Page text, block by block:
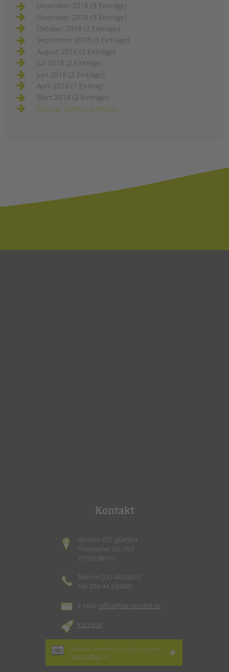
Dezember 2018 (3 Einträge)
November 2018 (3 Einträge)
Oktober 2018 (2 Einträge)
September 2018 (3 Einträge)
August 2018 (2 Einträge)
Juli 2018 (2 Einträge)
Juni 2018 (2 Einträge)
April 2018 (1 Eintrag)
März 2018 (2 Einträge)
Februar 2018 (2 Einträge)
Kontakt
tandem BTL gGmbH
Potsdamer Str. 182
10783 Berlin
Telefon 030 443360-0
Fax 030 44 336040
E-Mail: office@tandembtl.de
Karriere
Melden Sie sich hier für unseren
Newsletter an.